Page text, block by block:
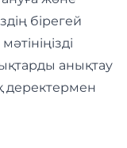
бірегей
анықтау
деректермен